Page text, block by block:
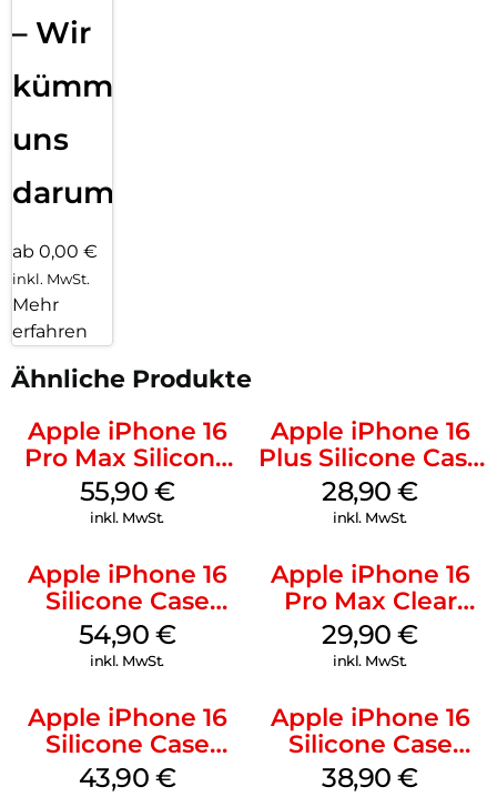
– Wir
kümmern
uns
darum!
ab 0,00 €
inkl. MwSt.
Mehr
erfahren
Ähnliche Produkte
Apple iPhone 16
Pro Max Silicone
Case MagSafe
Stone Gray
55,90 €
inkl. MwSt.
Apple iPhone 16
Plus Silicone Case
MagSafe Black
28,90€
inkl. MwSt.
Apple iPhone 16
Silicone Case
MagSafe Lake
Green
54,90 €
inkl. MwSt.
Apple iPhone 16
Pro Max Clear
Case MagSafe
Transparent
29,90€
inkl. MwSt.
Apple iPhone 16
Silicone Case
MagSafe Plum
43,90 €
Apple iPhone 16
Silicone Case
MagSafe
38,90€